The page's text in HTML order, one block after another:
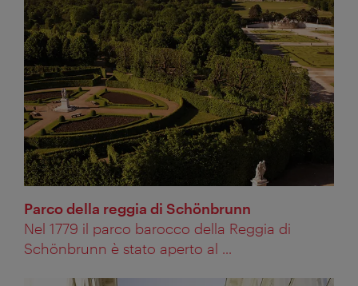
Parco della reggia di Schönbrunn
Nel 1779 il parco barocco della Reggia di
Schönbrunn è stato aperto al ...